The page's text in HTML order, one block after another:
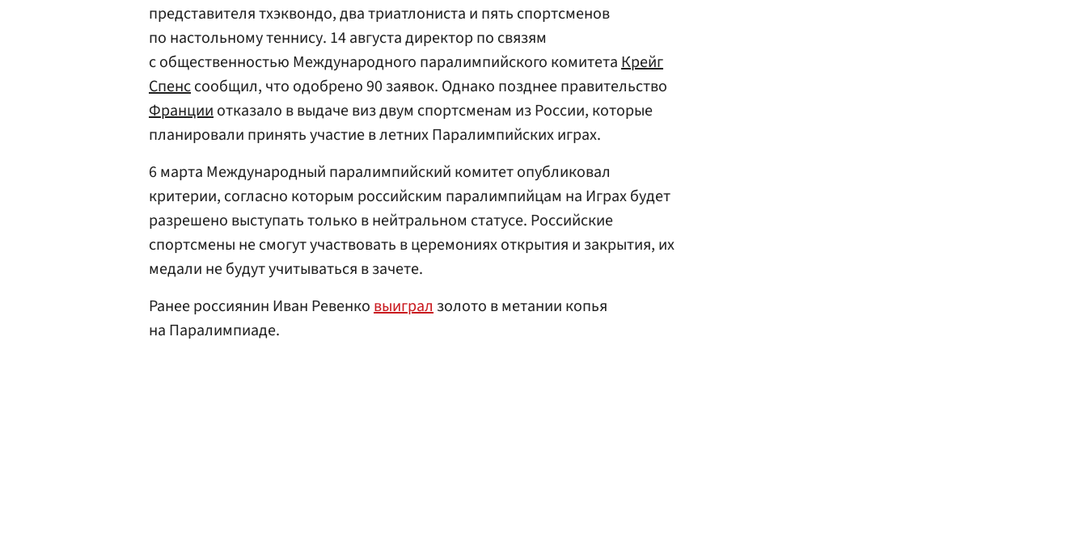
представителя тхэквондо, два триатлониста и пять спортсменов
по настольному теннису. 14 августа директор по связям
с общественностью Международного паралимпийского комитетаКрейг
Спенссообщил, что одобрено 90 заявок. Однако позднее правительство
Францииотказало в выдаче виз двум спортсменам из России, которые
планировали принять участие в летних Паралимпийских играх.
6 марта Международный паралимпийский комитет опубликовал
критерии, согласно которым российским паралимпийцам на Играх будет
разрешено выступать только в нейтральном статусе. Российские
спортсмены не смогут участвовать в церемониях открытия и закрытия, их
медали не будут учитываться в зачете.
Ранее россиянин Иван Ревенковыигралзолото в метании копья
на Паралимпиаде.